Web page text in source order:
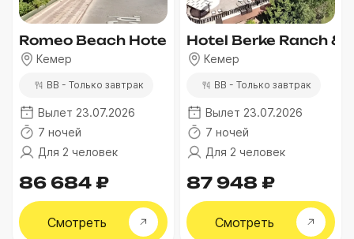
Romeo Beach Hotel
Кемер
BB - Только завтрак
Вылет 23.07.2026
7 ночей
Для 2 человек
86 684 ₽
Смотреть
Hotel Berke Ranch &
Кемер
BB - Только завтрак
Вылет 23.07.2026
7 ночей
Для 2 человек
87 948 ₽
Смотреть